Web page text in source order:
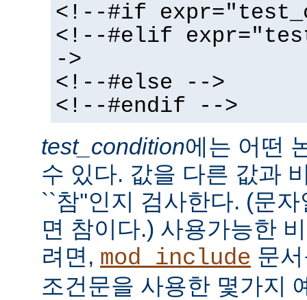
<!--#if
<!--#elif
->
<!--#else -->
<!--#endif -->
test_condition에는 어떤
수 있다. 값을 다른 값과
``참''인지 검사한다. (문
면 참이다.) 사용가능한
려면, mod_include 문
조건문을 사용한 몇가지